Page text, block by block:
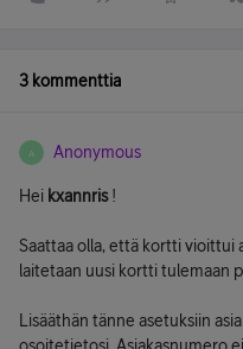
3 kommenttia
A Anonymous
Hei kxannris!
Saattaa olla, että kortti vioittui
laitetaan uusi kortti tulemaan
Lisääthän tänne asetuksiin